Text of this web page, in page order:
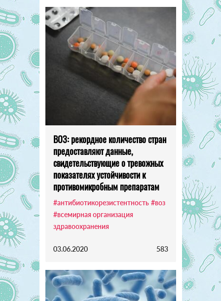
ВОЗ: рекордное количество стран
предоставляют данные,
свидетельствующие о тревожных
показателях устойчивости к
противомикробным препаратам
#антибиотикорезистентность #воз
#всемирная организация
здравоохранения
03.06.2020 583